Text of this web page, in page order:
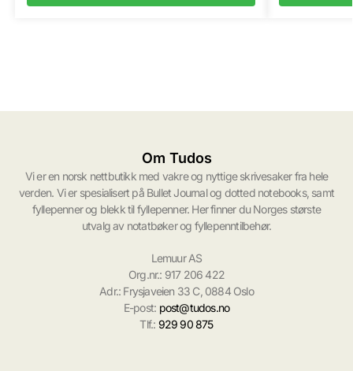
Om Tudos
Vi er en norsk nettbutikk med vakre og nyttige skrivesaker fra hele
verden. Vi er spesialisert på Bullet Journal og dotted notebooks, samt
fyllepenner og blekk til fyllepenner. Her finner du Norges største
utvalg av notatbøker og fyllepenntilbehør.
Lemuur AS
Org.nr.: 917 206 422
Adr.: Frysjaveien 33 C, 0884 Oslo
E-post: post@tudos.no
Tlf.: 929 90 875